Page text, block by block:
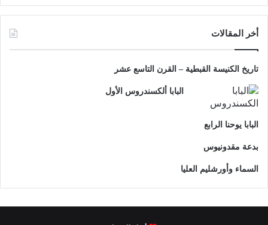
أخر المقالات
تاريخ الكنيسة القبطية – القرن التاسع عشر
البابا ألكسندروس الأول
البابا يوحنا الرابع
بدعة مقدونيوس
السماء وأورشليم العليا